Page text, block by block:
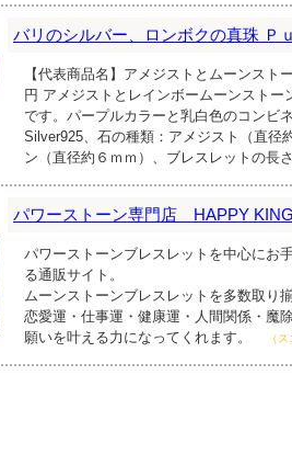
バリのシルバー、ロンボクの真珠 Ｐ
【代表商品名】アメジストとムーンス
円 アメジストとレインボームーンスト
です。パープルカラーと乳白色のコンビ
Silver925、石の種類：アメジスト（直径
ン（直径約６ｍｍ）、ブレスレットの長
パワーストーン専門店 HAPPY KING
パワーストーンブレスレットを中心にお
る通販サイト。
ムーンストーンブレスレットを多数取り
恋愛運・仕事運・健康運・人間関係・魔
願いを叶える力になってくれます。
（